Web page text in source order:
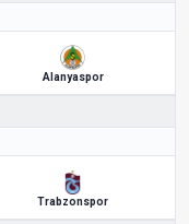
Alanyaspor
Trabzonspor